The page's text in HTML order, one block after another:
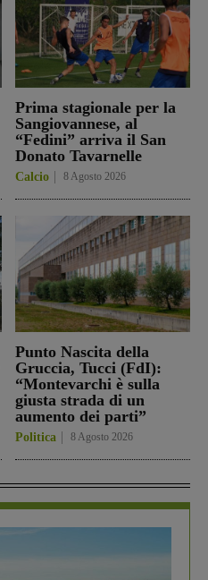
Prima stagionale per la
Sangiovannese, al
“Fedini” arriva il San
Donato Tavarnelle
Calcio 8 Agosto 2026
Punto Nascita della
Gruccia, Tucci (FdI):
“Montevarchi è sulla
giusta strada di un
aumento dei parti”
Politica 8 Agosto 2026